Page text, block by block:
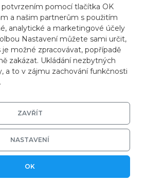
|EFRR|Ochrana soukromí
Nastavení cookies
potvrzením pomocí tlačítka OK
a našim partnerům s použitím
analytické a marketingové účely
Nastavení můžete sami určit,
je možné zpracovávat, popřípadě
zakázat. Ukládání nezbytných
a to v zájmu zachování funkčnosti
ZAVŘÍT
NASTAVENÍ
OK